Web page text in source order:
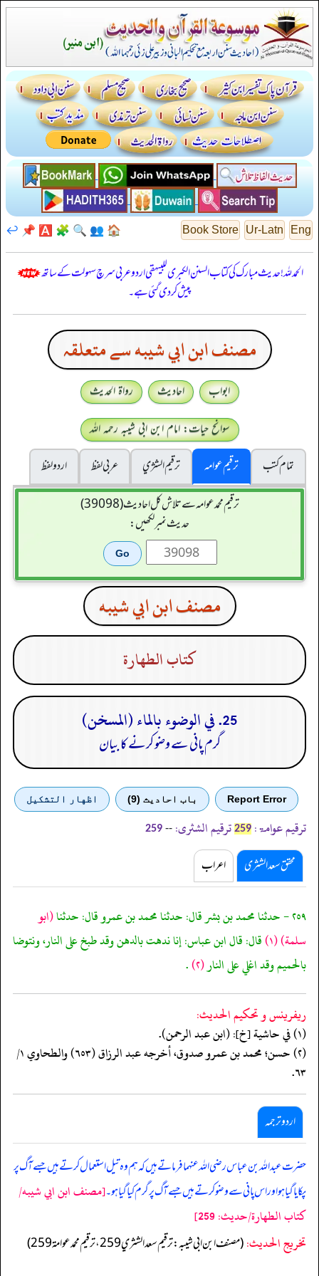
Eng
Ur-Latn
Book Store
🏠
👥
🔍
🧩
🅰️
📌
↩️
الحمدللہ! حدیث مبارک کی کتاب السنن الكبرى للبيهقي اردو عربی سرچ سہولت کے ساتھ
پیش کر دی گئی ہے۔
مصنف ابن ابي شيبه سے متعلقہ
ابواب احادیث
رواۃ الحدیث
سوانح حیات: امام ابن ابی شیبہ رحمہ اللہ
تمام کتب
ترقیم عوامہ ترقيم الشژي عربی لفظ
اردو لفظ
ترقیم محمدعوامہ سے تلاش کل احادیث (39098)
حدیث نمبر لکھیں:
مصنف ابن ابي شيبه
كتاب الطهارة
25. في الوضوء بالماء (المسخن)
گرم پانی سے وضو کرنے کا بیان
Report Error باب احادیث (9) اظهار التشكيل
ترقیم عوامۃ: 259 ترقیم الشثری: --
259
محقق سعد الشثری اعراب
٢٥٩ - حدثنا محمد بن بشر قال: حدثنا محمد بن عمرو قال: حدثنا
(ابو
سلمة)(١) قال: قال ابن عباس: إنا ندهت بالدهن وقد طبخ على النار، ونتوضا
بالحميم وقد اغلي على النار(٢) .
ريفرينس و تحكيم الحدیث:
(١) في حاشية [خ]: (ابن عبد الرحمن).
(٢) حسن؛ محمد بن عمرو صدوق، أخرجه عبد الرزاق (٦٥٣) والطحاوي ١/
٦٣.
اردو ترجمہ
حضرت عبداللہ بن عباس رضی اللہ عنہما فرماتے ہیں کہ ہم وہ تیل استعمال کرتے ہیں جسے آگ پر
پکایا گیا ہو اور اس پانی سے وضو کرتے ہیں جسے آگ پر گرم کیا گیا ہو۔[مصنف ابن ابي شيبه/
كتاب الطهارة/حدیث: 259]
تخریج الحدیث:(مصنف ابن ابي شيبه: ترقيم سعد الشثري 259، ترقيم محمد عوامة 259)